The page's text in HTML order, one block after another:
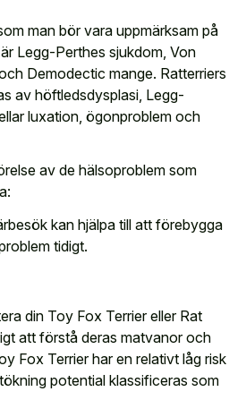
man bör vara uppmärksam på
Legg-Perthes sjukdom, Von
Demodectic mange. Ratterriers
av höftledsdysplasi, Legg-
luxation, ögonproblem och
av de hälsoproblem som
kan hjälpa till att förebygga
tidigt.
din Toy Fox Terrier eller Rat
att förstå deras matvanor och
Fox Terrier har en relativt låg risk
potential klassificeras som